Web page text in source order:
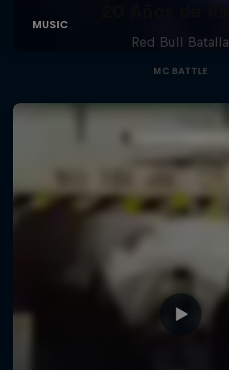
Red Bull Batalla
MC BATTLE